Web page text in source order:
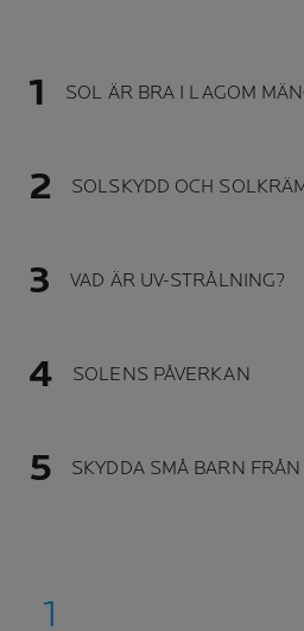
SOL ÄR BRA I LAGOM
SOLSKYDD OCH
VAD ÄR UV-STRÅLNING?
SOLENS PÅVERKAN
SKYDDA SMÅ BARN